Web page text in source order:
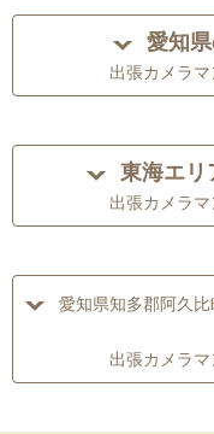
愛知
出張カメラ
東海エリ
出張カメラ
愛知県知多郡阿久比
出張カメラ